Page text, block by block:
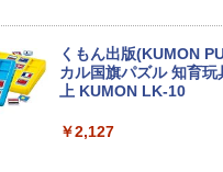
￥2,200
くもん出版(KUMON
カル国旗パズル 知育
上 KUMON LK-10
￥2,127